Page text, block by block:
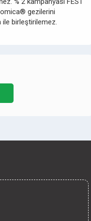
gezilerini
ile birleştirilemez.